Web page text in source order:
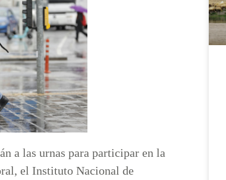
a las urnas para participar en la
el Instituto Nacional de